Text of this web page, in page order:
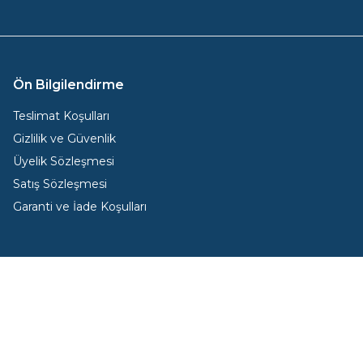
Ön Bilgilendirme
Teslimat Koşulları
Gizlilik ve Güvenlik
Üyelik Sözleşmesi
Satış Sözleşmesi
Garanti ve İade Koşulları